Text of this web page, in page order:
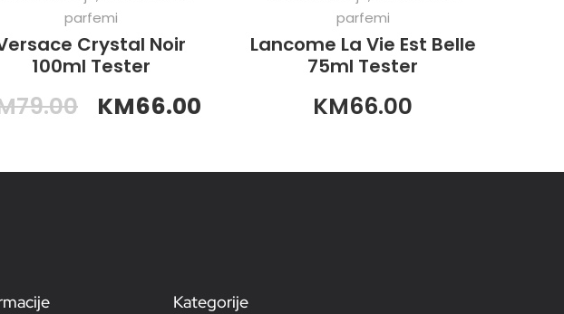
parfemi
Crystal Noir
100ml Tester
79.00 KM66.00
parfemi
Lancome La Vie Est Belle
75ml Tester
KM66.00
Kategorije